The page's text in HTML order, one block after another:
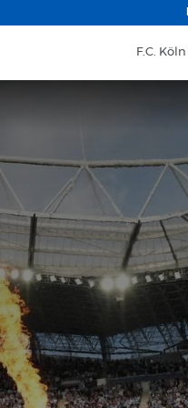
F.C. Köln